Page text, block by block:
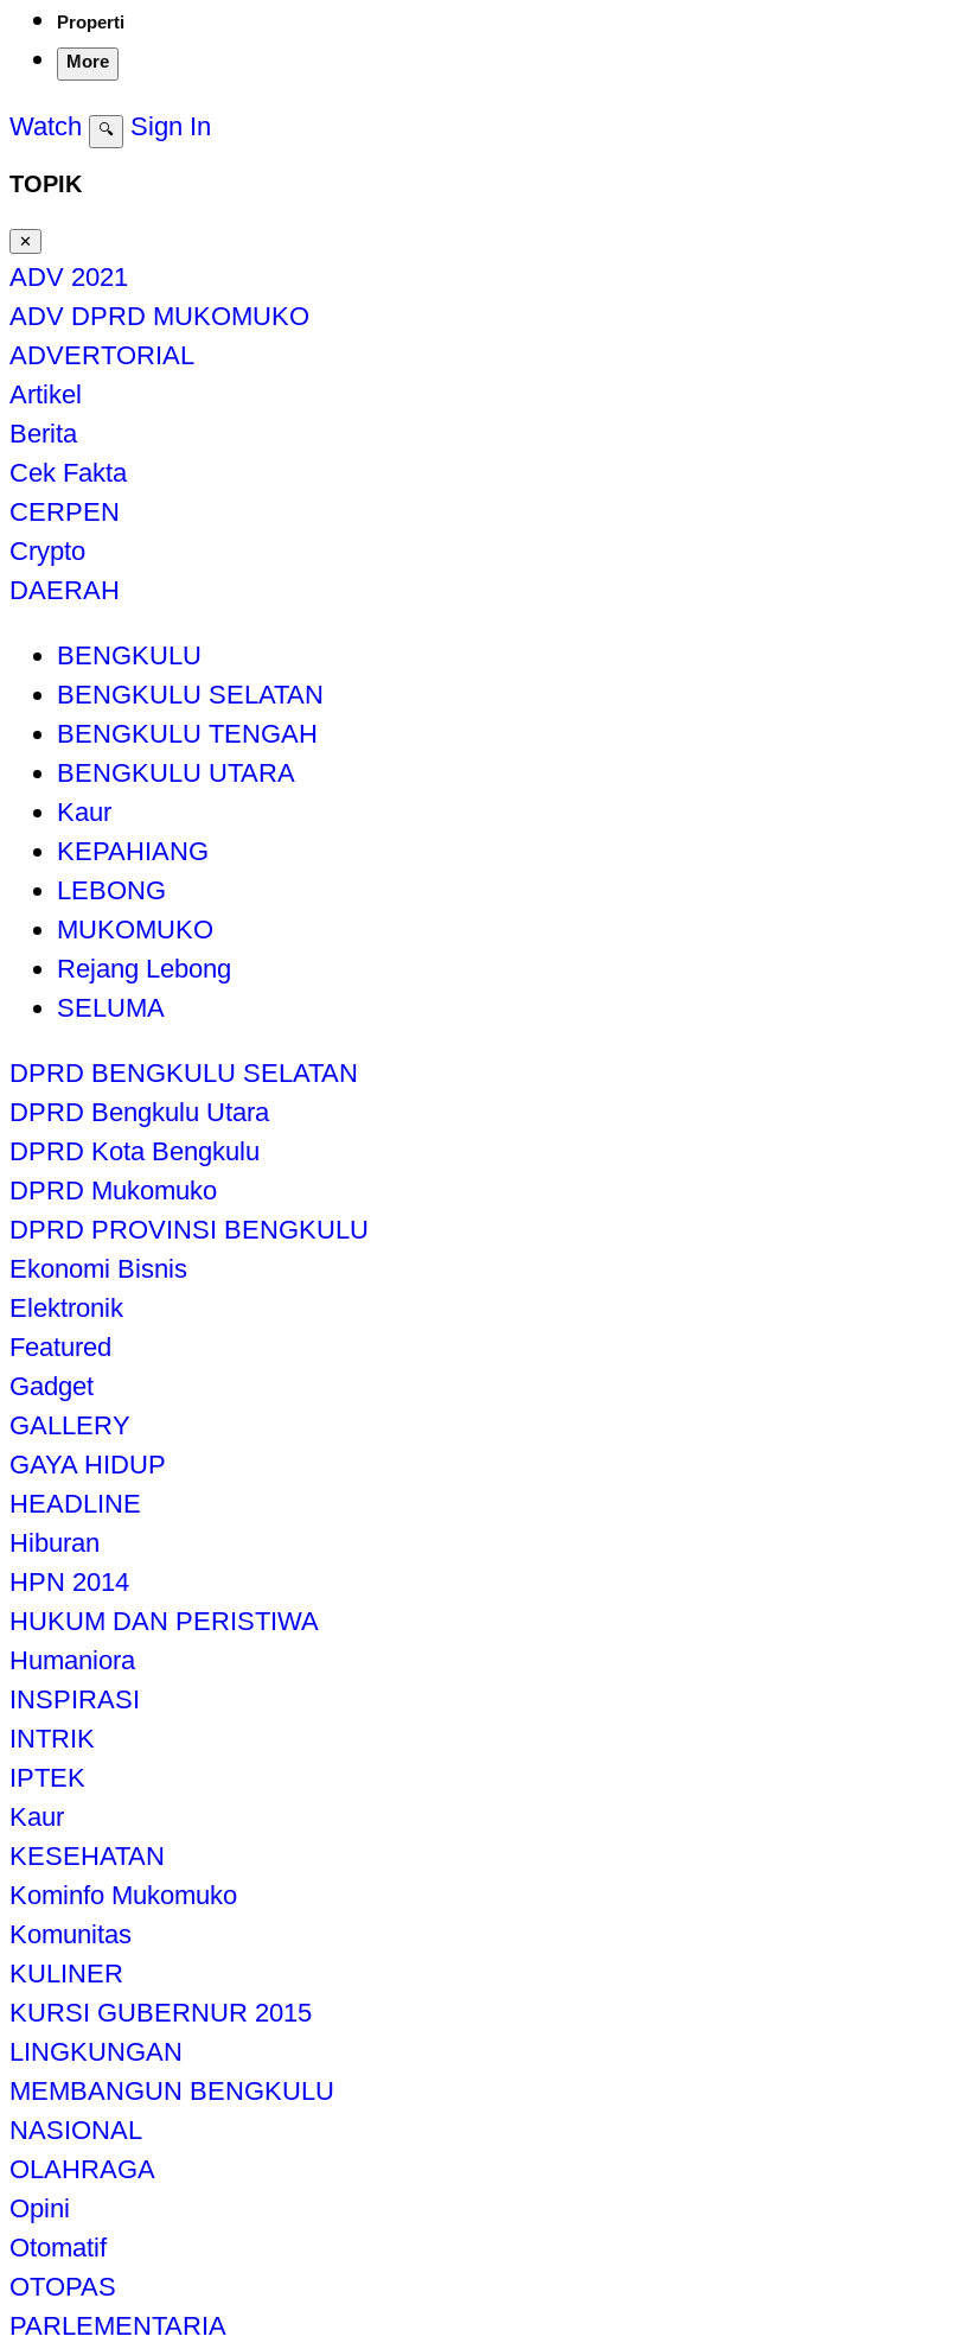
Properti
More
Watch 🔍 Sign In
TOPIK
✕
ADV 2021
ADV DPRD MUKOMUKO
ADVERTORIAL
Artikel
Berita
Cek Fakta
CERPEN
Crypto
DAERAH
BENGKULU
BENGKULU SELATAN
BENGKULU TENGAH
BENGKULU UTARA
Kaur
KEPAHIANG
LEBONG
MUKOMUKO
Rejang Lebong
SELUMA
DPRD BENGKULU SELATAN
DPRD Bengkulu Utara
DPRD Kota Bengkulu
DPRD Mukomuko
DPRD PROVINSI BENGKULU
Ekonomi Bisnis
Elektronik
Featured
Gadget
GALLERY
GAYA HIDUP
HEADLINE
Hiburan
HPN 2014
HUKUM DAN PERISTIWA
Humaniora
INSPIRASI
INTRIK
IPTEK
Kaur
KESEHATAN
Kominfo Mukomuko
Komunitas
KULINER
KURSI GUBERNUR 2015
LINGKUNGAN
MEMBANGUN BENGKULU
NASIONAL
OLAHRAGA
Opini
Otomatif
OTOPAS
PARLEMENTARIA